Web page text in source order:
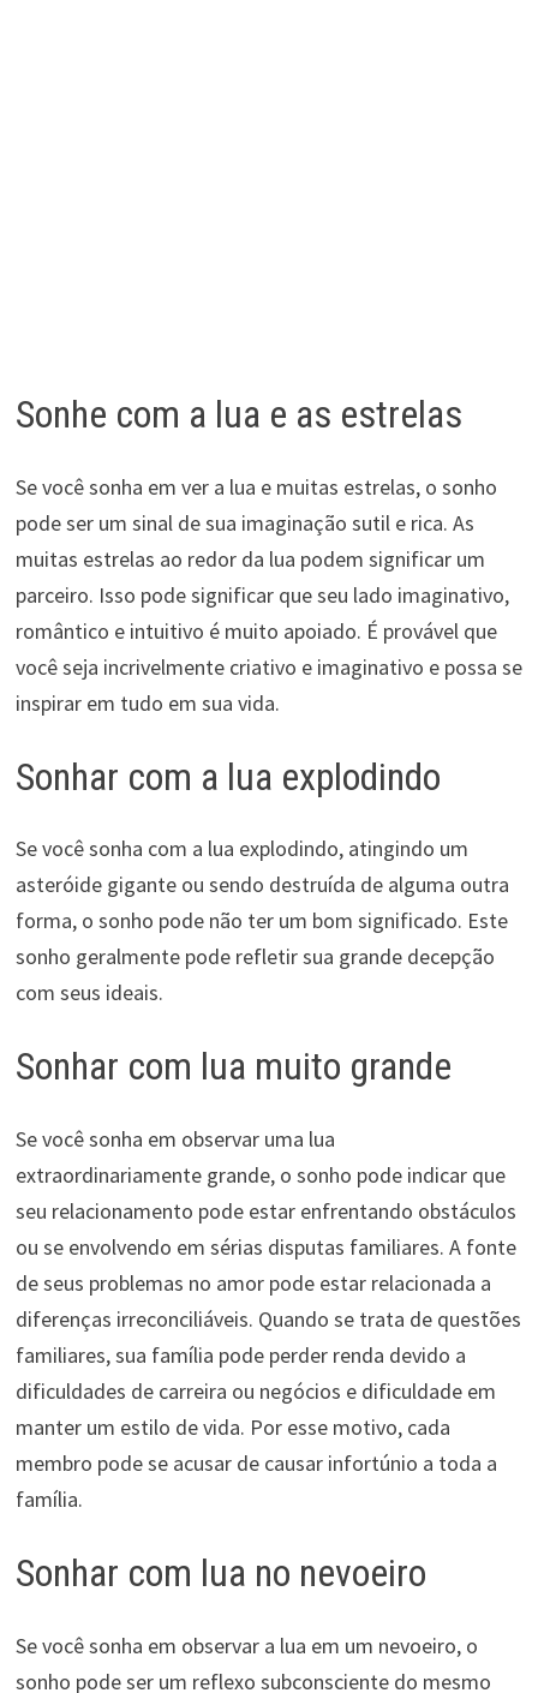
Sonhe com a lua e as estrelas
Se você sonha em ver a lua e muitas estrelas, o sonho
pode ser um sinal de sua imaginação sutil e rica. As
muitas estrelas ao redor da lua podem significar um
parceiro. Isso pode significar que seu lado imaginativo,
romântico e intuitivo é muito apoiado. É provável que
você seja incrivelmente criativo e imaginativo e possa se
inspirar em tudo em sua vida.
Sonhar com a lua explodindo
Se você sonha com a lua explodindo, atingindo um
asteróide gigante ou sendo destruída de alguma outra
forma, o sonho pode não ter um bom significado. Este
sonho geralmente pode refletir sua grande decepção
com seus ideais.
Sonhar com lua muito grande
Se você sonha em observar uma lua
extraordinariamente grande, o sonho pode indicar que
seu relacionamento pode estar enfrentando obstáculos
ou se envolvendo em sérias disputas familiares. A fonte
de seus problemas no amor pode estar relacionada a
diferenças irreconciliáveis. Quando se trata de questões
familiares, sua família pode perder renda devido a
dificuldades de carreira ou negócios e dificuldade em
manter um estilo de vida. Por esse motivo, cada
membro pode se acusar de causar infortúnio a toda a
família.
Sonhar com lua no nevoeiro
Se você sonha em observar a lua em um nevoeiro, o
sonho pode ser um reflexo subconsciente do mesmo